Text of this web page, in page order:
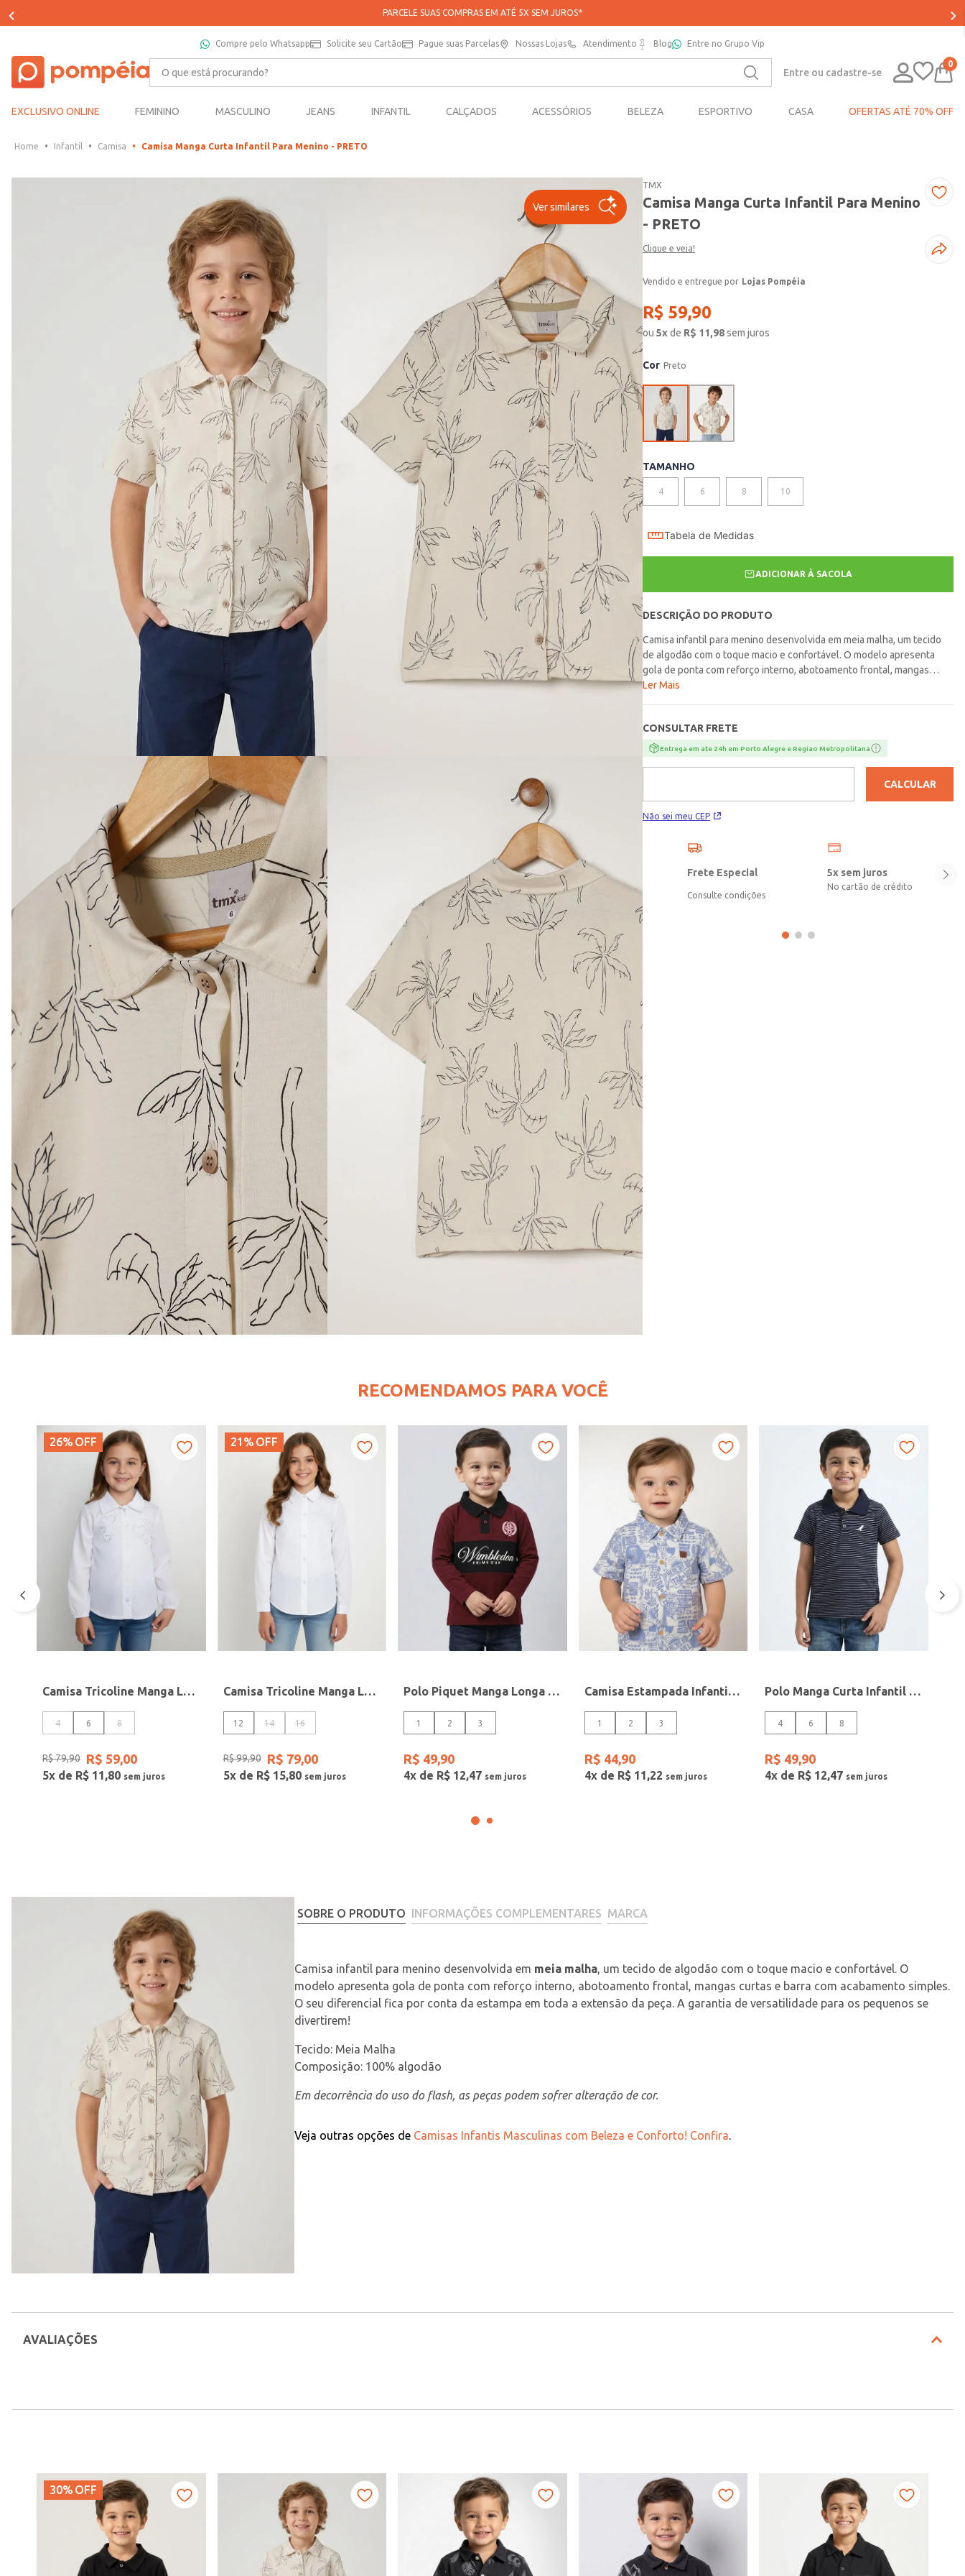
PARCELE SUAS COMPRAS EM ATÉ 5X SEM JUROS*
Compre pelo Whatsapp Solicite seu Cartão Pague suas Parcelas Nossas Lojas Atendimento Blog Entre no Grupo Vip
O que está procurando?
Entre ou cadastre-se
0
EXCLUSIVO ONLINE FEMININO MASCULINO JEANS INFANTIL CALÇADOS ACESSÓRIOS BELEZA ESPORTIVO CASA OFERTAS ATÉ 70% OFF
Infantil Camisa Camisa Manga Curta Infantil Para Menino - PRETO
Ver similares
TMX
Camisa Manga Curta Infantil Para Menino
- PRETO
Clique e veja!
Lojas Pompéia
R$ 59,90
ou5xde R$ 11,98sem juros
Cor Preto
TAMANHO
4 6 8 10
Tabela de Medidas
ADICIONAR À SACOLA
DESCRIÇÃO DO PRODUTO
Camisa infantil para menino desenvolvida em meia malha, um tecido
de algodão com o toque macio e confortável. O modelo apresenta
gola de ponta com reforço interno, abotoamento frontal, mangas
curtas e barra com acabamento simples. O seu diferencial fica por
Malha\nComposição: 100% algodão
Ler Mais
CONSULTAR FRETE
Entrega em ate 24h em Porto Alegre e Regiao Metropolitana
Não sei meu CEP
CALCULAR
Frete Especial
Consulte condições
5x sem juros
No cartão de crédito
RECOMENDAMOS PARA VOCÊ
26% OFF
Camisa Tricoline Manga Longa Infantil Para Menina- BRANCO
4 6 8
R$79,90 R$ 59,00
5x de R$ 11,80
21% OFF
Camisa Tricoline Manga Longa Juvenil Para Menina- BRANCO
12 14 16
R$99,90 R$ 79,00
5x de R$ 15,80
Polo Piquet Manga Longa Infantil Para Menino- BORDO
1 2 3
R$ 49,90
4x de R$ 12,47
Camisa Estampada Infantil Para Menino - AZUL
1 2 3
R$ 44,90
4x de R$ 11,22
Polo Manga Curta Infantil Para Menino - MARINHO
4 6 8
R$ 49,90
4x de R$ 12,47
SOBRE O PRODUTO INFORMAÇÕES COMPLEMENTARES MARCA
Camisa infantil para menino desenvolvida em meia malha, um tecido de algodão com o toque macio e confortável. O
modelo apresenta gola de ponta com reforço interno, abotoamento frontal, mangas curtas e barra com acabamento simples.
O seu diferencial fica por conta da estampa em toda a extensão da peça. A garantia de versatilidade para os pequenos se
divertirem!
Tecido: Meia Malha
Composição: 100% algodão
Em decorrência do uso do flash, as peças podem sofrer alteração de cor.
Veja outras opções de Camisas Infantis Masculinas com Beleza e Conforto! Confira.
AVALIAÇÕES
30% OFF